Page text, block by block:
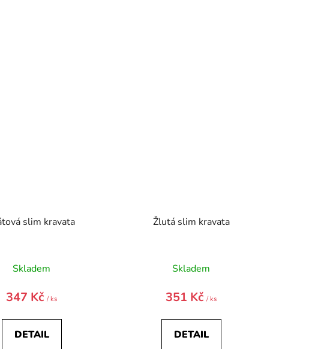
slim kravata
Skladem
347 Kč/ ks
DETAIL
Žlutá slim kravata
Skladem
351 Kč/ ks
DETAIL